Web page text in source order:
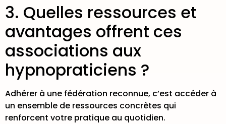
3. Quelles ressources et
avantages offrent ces
associations aux
hypnopraticiens ?
Adhérer à une fédération reconnue, c’est accéder à
un ensemble de ressources concrètes qui
renforcent votre pratique au quotidien.